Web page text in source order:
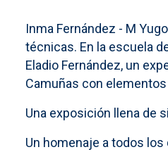
Inma Fernández - M
técnicas. En la escuela
Eladio Fernández, un
Camuñas con
Una exposición llena de
Un homenaje a todos